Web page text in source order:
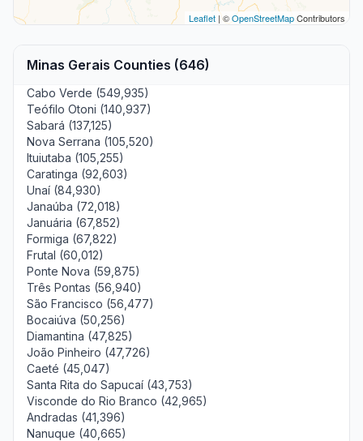
Leaflet | ©OpenStreetMapContributors
Minas Gerais Counties (646)
Cabo Verde (549,935)
Teófilo Otoni (140,937)
Sabará (137,125)
Nova Serrana (105,520)
Ituiutaba (105,255)
Caratinga (92,603)
Unaí (84,930)
Janaúba (72,018)
Januária (67,852)
Formiga (67,822)
Frutal (60,012)
Ponte Nova (59,875)
Três Pontas (56,940)
São Francisco (56,477)
Bocaiúva (50,256)
Diamantina (47,825)
João Pinheiro (47,726)
Caeté (45,047)
Santa Rita do Sapucaí (43,753)
Visconde do Rio Branco (42,965)
Andradas (41,396)
Nanuque (40,665)